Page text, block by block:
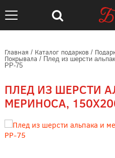
Главная / Каталог подарков/
Покрывала / Плед из шерсти
РР-75
ПЛЕД ИЗ ШЕРСТИ
МЕРИНОСА,